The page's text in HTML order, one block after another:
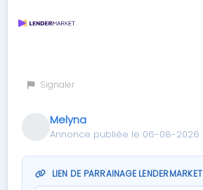
Signaler
Melyna
Annonce publiée le 06-08-2026
LIEN DE PARRAINAGE LENDERMARKET